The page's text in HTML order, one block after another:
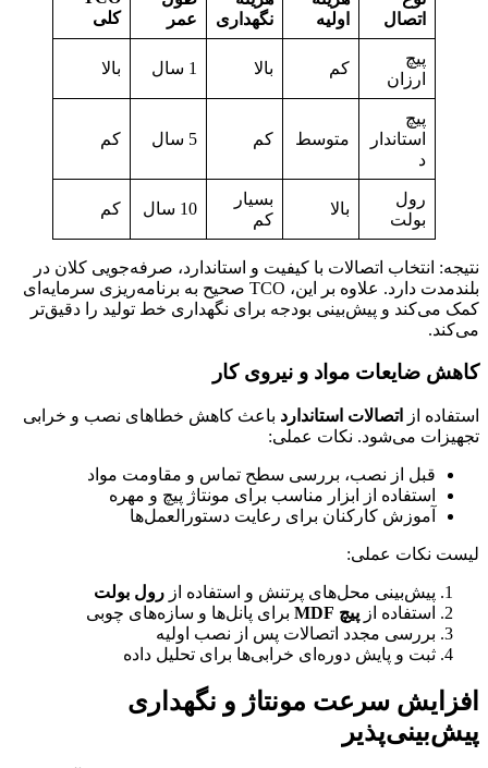
اتصال
اولیه
نگهداری
عمر
کلی
پیچ
ارزان
کم بالا 1 سال بالا
پیچ
استاندار
د
متوسط کم 5 سال کم
رول
بولت
بالا
بسیار
کم
10 سال کم
نتیجه: انتخاب اتصالات با کیفیت و استاندارد، صرفه‌جویی کلان در
بلندمدت دارد. علاوه بر این، TCO صحیح به برنامه‌ریزی سرمایه‌ای
کمک می‌کند و پیش‌بینی بودجه برای نگهداری خط تولید را دقیق‌تر
می‌کند.
کاهش ضایعات مواد و نیروی کار
استفاده از اتصالات استاندارد باعث کاهش خطاهای نصب و خرابی
تجهیزات می‌شود. نکات عملی:
قبل از نصب، بررسی سطح تماس و مقاومت مواد
استفاده از ابزار مناسب برای مونتاژ پیچ و مهره
آموزش کارکنان برای رعایت دستورالعمل‌ها
لیست نکات عملی:
پیش‌بینی محل‌های پرتنش و استفاده از رول بولت
استفاده از پیچ MDF
برای پانل‌ها و سازه‌های چوبی
بررسی مجدد اتصالات پس از نصب اولیه
ثبت و پایش دوره‌ای خرابی‌ها برای تحلیل داده
افزایش سرعت مونتاژ و نگهداری
پیش‌بینی‌پذیر